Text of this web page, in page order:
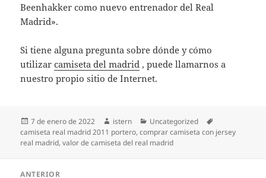
Beenhakker como nuevo entrenador del Real
Madrid».
Si tiene alguna pregunta sobre dónde y cómo
utilizarcamiseta del madrid , puede llamarnos a
nuestro propio sitio de Internet.
Publicado
el
7 de enero de 2022 Autor
istern Categorías
Uncategorized
camiseta real madrid 2011 portero,comprar camiseta con jersey
real madrid,valor de camiseta del real madrid
ANTERIOR